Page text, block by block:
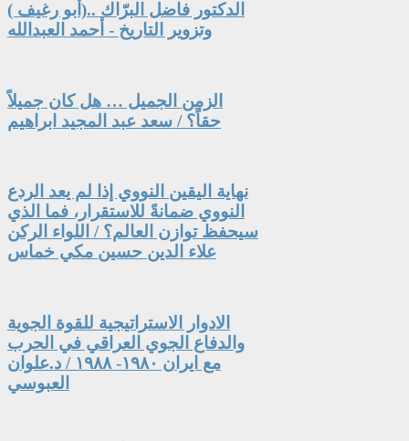
الدكتور فاضل البرّاك ..(أبو رغيف )
وتزوير التاريخ - أحمد العبدالله
الزمن الجميل … هل كان جميلاً
حقاً؟ / سعد عبد المجيد ابراهيم
نهاية اليقين النووي إذا لم يعد الردع
النووي ضمانةً للاستقرار، فما الذي
سيحفظ توازن العالم؟ / اللواء الركن
علاء الدين حسين مكي خماس
الادوار الاستراتيجية للقوة الجوية
والدفاع الجوي العراقي في الحرب
مع ايران ١٩٨٠- ١٩٨٨ / د.علوان
العبوسي